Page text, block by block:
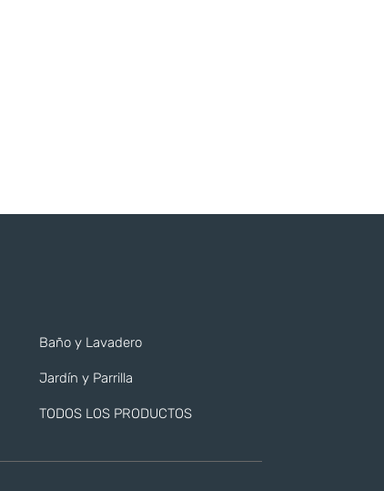
Baño y Lavadero
Jardín y Parrilla
TODOS LOS PRODUCTOS